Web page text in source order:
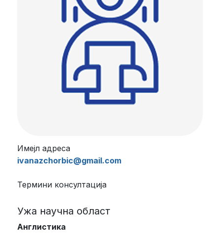
Имејл адреса
ivanazchorbic@gmail.com
Термини консултација
Ужа научна област
Англистика